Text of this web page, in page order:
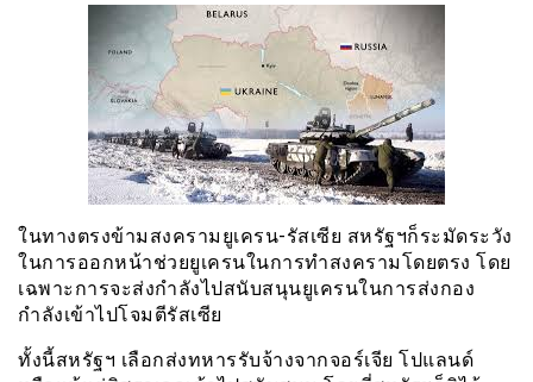
ในทางตรงข้ามสงครามยูเครน-รัสเซีย สหรัฐฯก็ระมัดระวัง
ในการออกหน้าช่วยยูเครนในการทำสงครามโดยตรง โดย
เฉพาะการจะส่งกำลังไปสนับสนุนยูเครนในการส่งกอง
กำลังเข้าไปโจมตีรัสเซีย
ทั้งนี้สหรัฐฯ เลือกส่งทหารรับจ้างจากจอร์เจีย โปแลนด์